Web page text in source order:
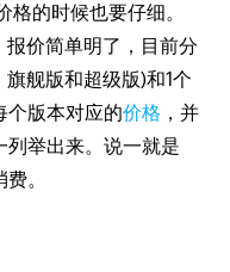
的时候也要仔细。
价简单明了，目前分
舰版和超级版)和1个
个版本对应的价格 ，并
列举出来。说一就是
。